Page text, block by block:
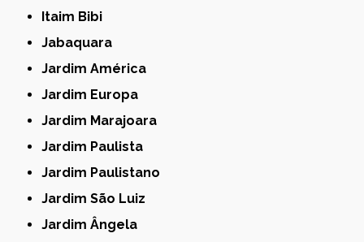
Itaim Bibi
Jabaquara
Jardim América
Jardim Europa
Jardim Marajoara
Jardim Paulista
Jardim Paulistano
Jardim São Luiz
Jardim Ângela